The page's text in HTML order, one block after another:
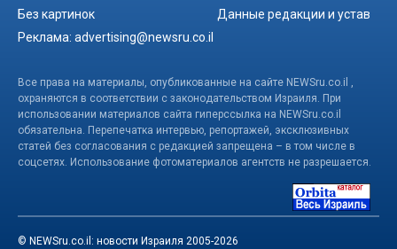
Без картинок
Данные редакции и устав
Реклама: advertising@newsru.co.il
Все права на материалы, опубликованные на сайте NEWSru.co.il ,
охраняются в соответствии с законодательством Израиля. При
использовании материалов сайта гиперссылка на NEWSru.co.il
обязательна. Перепечатка интервью, репортажей, эксклюзивных
статей без согласования с редакцией запрещена – в том числе в
соцсетях. Использование фотоматериалов агентств не разрешается.
© NEWSru.co.il: новости Израиля 2005-2026